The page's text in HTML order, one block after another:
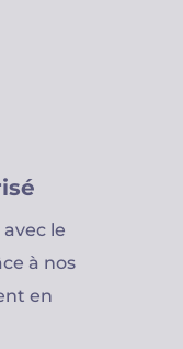
le
à nos
en